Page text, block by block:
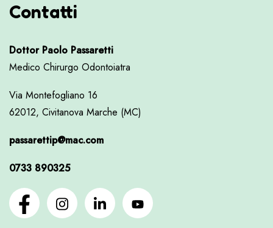
Contatti
Dottor Paolo Passaretti
Medico Chirurgo Odontoiatra
Via Montefogliano 16
62012, Civitanova Marche (MC)
passarettip@mac.com
0733 890325